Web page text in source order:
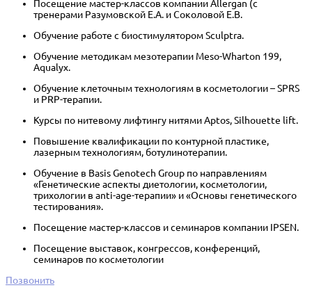
Посещение мастер-классов компании Allergan (с
тренерами Разумовской Е.А. и Соколовой Е.В.
Обучение работе с биостимулятором Sculptra.
Обучение методикам мезотерапии Meso-Wharton 199,
Aqualyx.
Обучение клеточным технологиям в косметологии – SPRS
и PRP-терапии.
Курсы по нитевому лифтингу нитями Aptos, Silhouette lift.
Повышение квалификации по контурной пластике,
лазерным технологиям, ботулинотерапии.
Обучение в Basis Genotech Group по направлениям
«Генетические аспекты диетологии, косметологии,
трихологии в anti-age-терапии» и «Основы генетического
тестирования».
Посещение мастер-классов и семинаров компании IPSEN.
Посещение выставок, конгрессов, конференций,
семинаров по косметологии
Позвонить